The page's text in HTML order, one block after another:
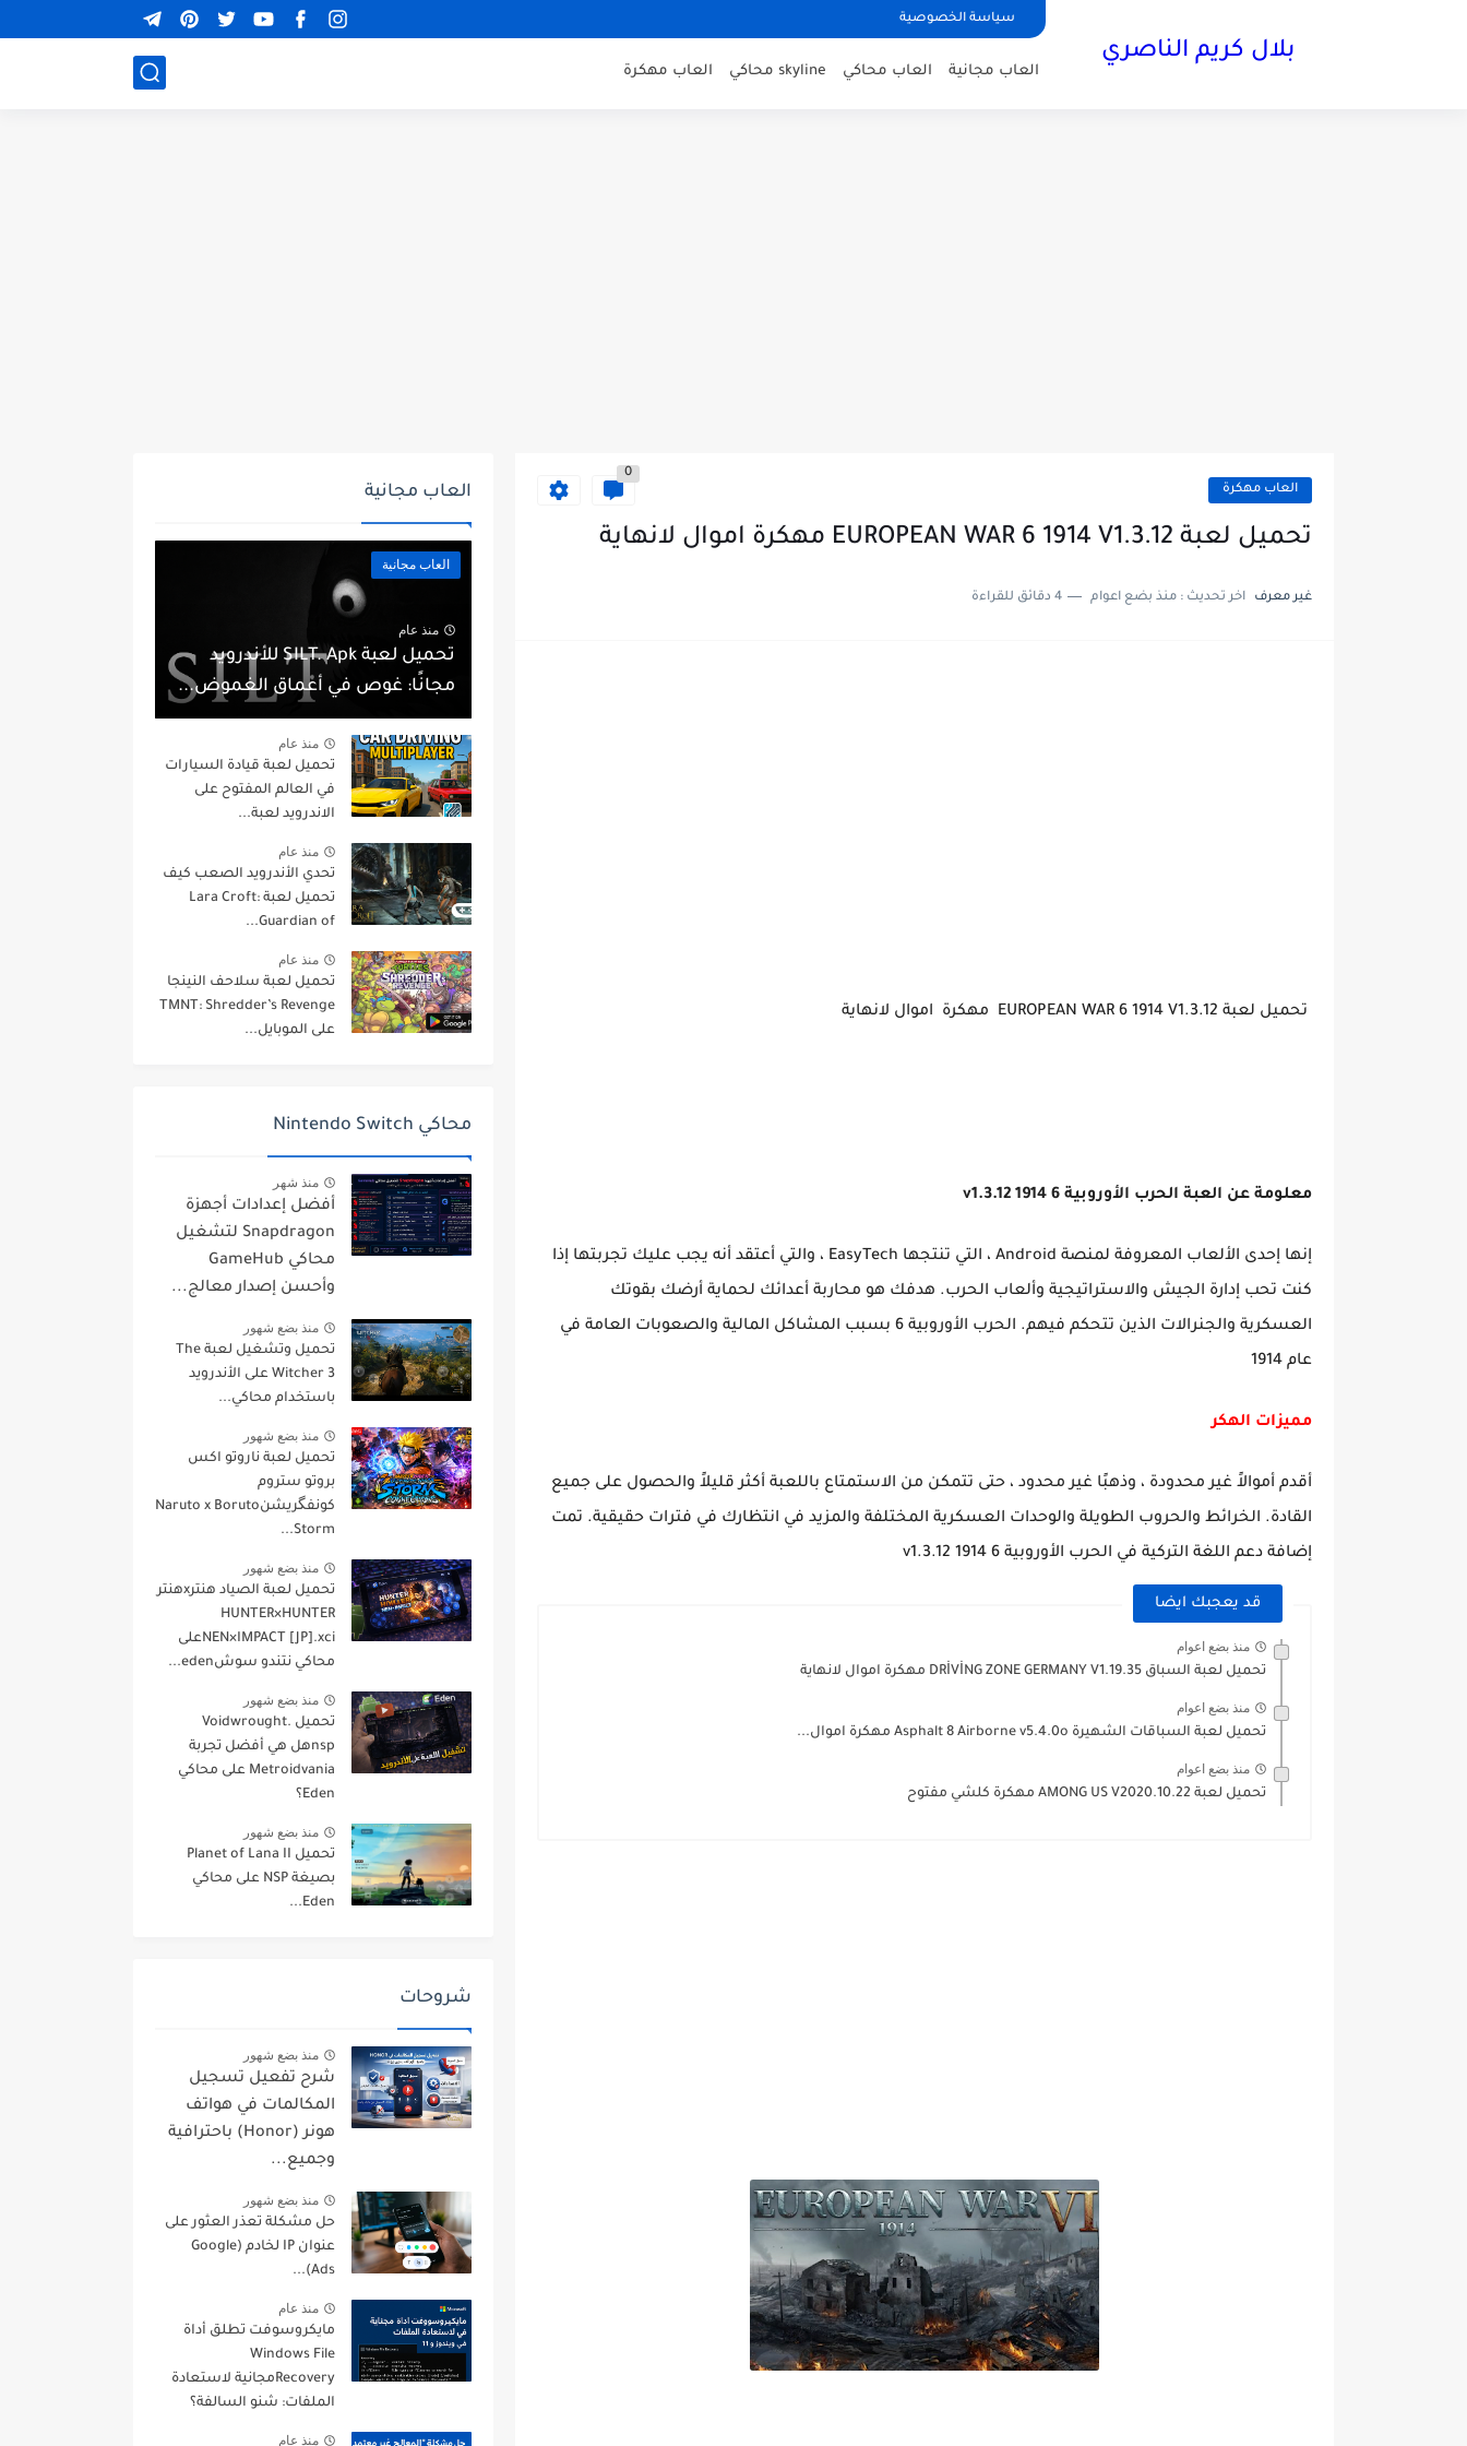
سياسة الخصوصية
بلال كريم الناصري
العاب مجانية العاب محاكي skyline محاكي العاب مهكرة
العاب مهكرة
0
تحميل لعبة EUROPEAN WAR 6 1914 V1.3.12 مهكرة اموال لانهاية
غير معرف اخر تحديث : منذ بضع اعوام 4 دقائق للقراءة
تحميل لعبة EUROPEAN WAR 6 1914 V1.3.12 مهكرة اموال لانهاية
معلومة عن العبة الحرب الأوروبية 6 1914 v1.3.12
إنها إحدى الألعاب المعروفة لمنصة Android ، التي تنتجها EasyTech ، والتي أعتقد أنه يجب عليك تجربتها إذا
كنت تحب إدارة الجيش والاستراتيجية وألعاب الحرب. هدفك هو محاربة أعدائك لحماية أرضك بقوتك
العسكرية والجنرالات الذين تتحكم فيهم. الحرب الأوروبية 6 بسبب المشاكل المالية والصعوبات العامة في
عام 1914
مميزات الهكر
أقدم أموالاً غير محدودة ، وذهبًا غير محدود ، حتى تتمكن من الاستمتاع باللعبة أكثر قليلاً والحصول على جميع
القادة. الخرائط والحروب الطويلة والوحدات العسكرية المختلفة والمزيد في انتظارك في فترات حقيقية. تمت
إضافة دعم اللغة التركية في الحرب الأوروبية 6 1914 v1.3.12
قد يعجبك ايضا
منذ بضع اعوام
تحميل لعبة السباق DRİVİNG ZONE GERMANY V1.19.35 مهكرة اموال لانهاية
منذ بضع اعوام
تحميل لعبة السباقات الشهيرة Asphalt 8 Airborne v5.4.0o مهكرة اموال...
منذ بضع اعوام
تحميل لعبة AMONG US V2020.10.22 مهكرة كلشي مفتوح
العاب مجانية
العاب مجانية
منذ عام
تحميل لعبة SILT. Apk للأندرويد
مجانًا: غوص في أعماق الغموض...
منذ عام
تحميل لعبة قيادة السيارات
في العالم المفتوح على
الاندرويد لعبة...
منذ عام
تحدي الأندرويد الصعب كيف
تحميل لعبة Lara Croft:
Guardian of...
منذ عام
تحميل لعبة سلاحف النينجا
TMNT: Shredder’s Revenge
على الموبايل...
محاكي Nintendo Switch
منذ شهر
أفضل إعدادات أجهزة
Snapdragon لتشغيل
محاكي GameHub
وأحسن إصدار معالج...
منذ بضع شهور
تحميل وتشغيل لعبة The
Witcher 3 على الأندرويد
باستخدام محاكي...
منذ بضع شهور
تحميل لعبة ناروتو اكس
بروتو ستروم
كونفگريشنNaruto x Boruto
Storm...
منذ بضع شهور
تحميل لعبة الصياد هنترxهنتر
HUNTER×HUNTER
NEN×IMPACT [JP].xciعلى
محاكي نتندو سوشeden...
منذ بضع شهور
تحميل Voidwrought.
nspهل هي أفضل تجربة
Metroidvania على محاكي
Eden؟
منذ بضع شهور
تحميل Planet of Lana II
بصيغة NSP على محاكي
Eden...
شروحات
منذ بضع شهور
شرح تفعيل تسجيل
المكالمات في هواتف
هونر (Honor) باحترافية
وجميع...
منذ بضع شهور
حل مشكلة تعذر العثور على
عنوان IP لخادم (Google
Ads)...
منذ عام
مايكروسوفت تطلق أداة
Windows File
Recoveryمجانية لاستعادة
الملفات: شنو السالفة؟
منذ عام